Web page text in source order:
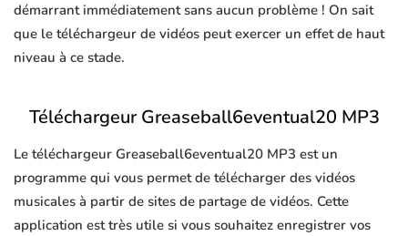
démarrant immédiatement sans aucun problème ! On sait
que le téléchargeur de vidéos peut exercer un effet de haut
niveau à ce stade.
Téléchargeur Greaseball6eventual20 MP3
Le téléchargeur Greaseball6eventual20 MP3 est un
programme qui vous permet de télécharger des vidéos
musicales à partir de sites de partage de vidéos. Cette
application est très utile si vous souhaitez enregistrer vos